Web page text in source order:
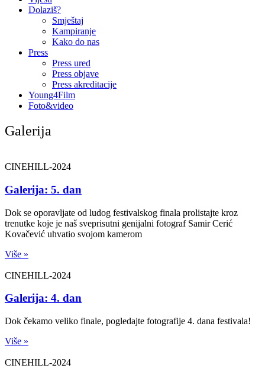
Dolaziš?
Smještaj
Kampiranje
Kako do nas
Press
Press ured
Press objave
Press akreditacije
Young4Film
Foto&video
Galerija
CINEHILL-2024
Galerija: 5. dan
Dok se oporavljate od ludog festivalskog finala prolistajte kroz
trenutke koje je naš sveprisutni genijalni fotograf Samir Cerić
Kovačević uhvatio svojom kamerom
Više »
CINEHILL-2024
Galerija: 4. dan
Dok čekamo veliko finale, pogledajte fotografije 4. dana festivala!
Više »
CINEHILL-2024